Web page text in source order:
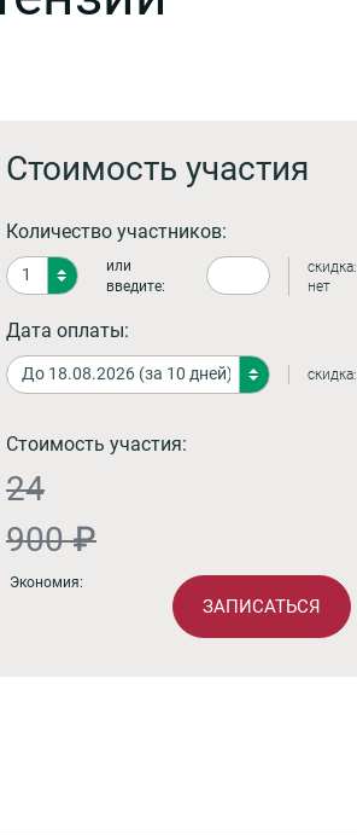
Стоимость участия
Количество участников:
или
введите:
скидка:
нет
Дата оплаты:
скидка:
Стоимость участия:
24
900 ₽
Экономия:
ЗАПИСАТЬСЯ